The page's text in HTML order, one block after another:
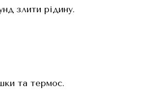
злити рідину.
та термос.